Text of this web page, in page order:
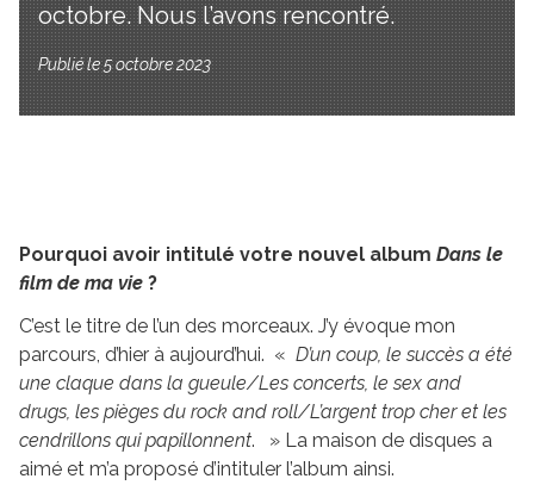
octobre. Nous l’avons rencontré.
Publié le 5 octobre 2023
Pourquoi avoir intitulé votre nouvel album Dans le
film de ma vie ?
C’est le titre de l’un des morceaux. J’y évoque mon
parcours, d’hier à aujourd’hui. « D’un coup, le succès a été
une claque dans la gueule/Les concerts, le sex and
drugs, les pièges du rock and roll/L’argent trop cher et les
cendrillons qui papillonnent. » La maison de disques a
aimé et m’a proposé d’intituler l’album ainsi.